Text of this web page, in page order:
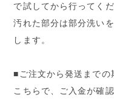
で試してから行ってくだ
汚れた部分は部分洗い
します。
■ご注文から発送までの
こちらで、ご入金が確